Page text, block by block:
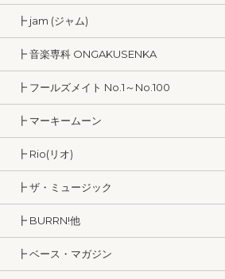
┣ jam (ジャム)
┣ 音楽専科 ONGAKUSENKA
┣ フールズメイト No.1～No.100
┣ マーキームーン
┣ Rio(リオ)
┣ ザ・ミュージック
┣ BURRN!他
┣ ベース・マガジン